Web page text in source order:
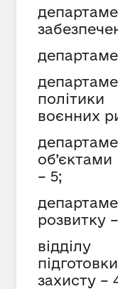
воєнних
– 5;
розвитку
захисту –